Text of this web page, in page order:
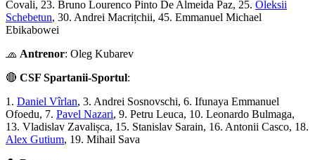
Covali, 23. Bruno Lourenco Pinto De Almeida Paz, 25. Oleksii
Schebetun, 30. Andrei Macrițchii, 45. Emmanuel Michael
Ebikabowei
🧢 Antrenor: Oleg Kubarev
🔴 CSF Spartanii-Sportul:
1. Daniel Vîrlan, 3. Andrei Sosnovschi, 6. Ifunaya Emmanuel
Ofoedu, 7. Pavel Nazari, 9. Petru Leuca, 10. Leonardo Bulmaga,
13. Vladislav Zavalișca, 15. Stanislav Sarain, 16. Antonii Casco, 18.
Alex Gutium, 19. Mihail Sava